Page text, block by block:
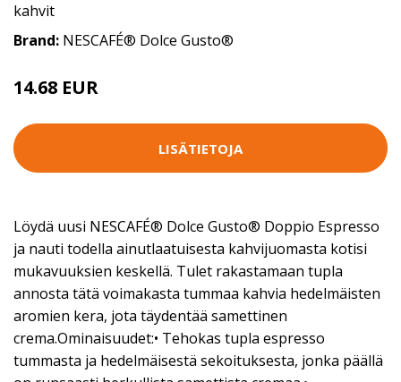
kahvit
Brand: NESCAFÉ® Dolce Gusto®
14.68 EUR
LISÄTIETOJA
Löydä uusi NESCAFÉ® Dolce Gusto® Doppio Espresso
ja nauti todella ainutlaatuisesta kahvijuomasta kotisi
mukavuuksien keskellä. Tulet rakastamaan tupla
annosta tätä voimakasta tummaa kahvia hedelmäisten
aromien kera, jota täydentää samettinen
crema.Ominaisuudet:• Tehokas tupla espresso
tummasta ja hedelmäisestä sekoituksesta, jonka päällä